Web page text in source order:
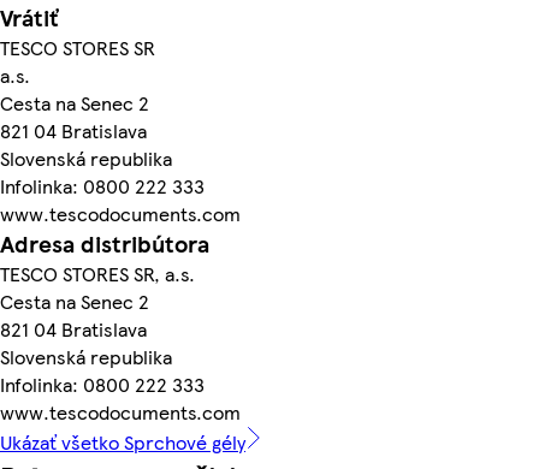
Vrátiť
TESCO STORES SR
a.s.
Cesta na Senec 2
821 04 Bratislava
Slovenská republika
Infolinka: 0800 222 333
www.tescodocuments.com
Adresa distribútora
TESCO STORES SR, a.s.
Cesta na Senec 2
821 04 Bratislava
Slovenská republika
Infolinka: 0800 222 333
www.tescodocuments.com
Ukázať všetko Sprchové gély